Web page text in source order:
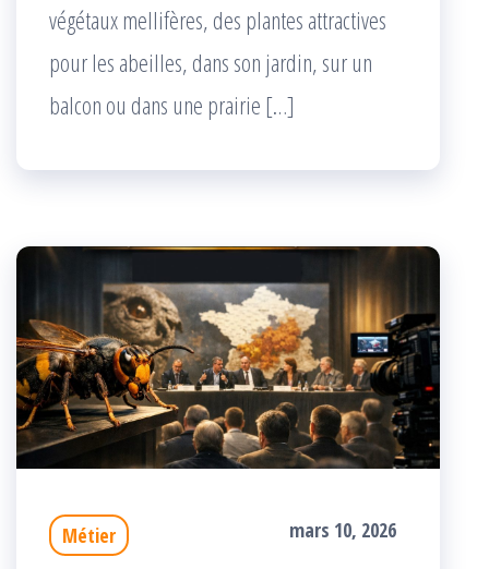
végétaux mellifères, des plantes attractives
pour les abeilles, dans son jardin, sur un
balcon ou dans une prairie […]
Métier mars 10, 2026